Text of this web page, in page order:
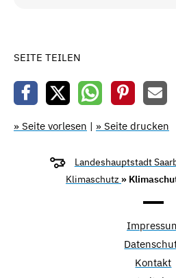
SEITE TEILEN
» Seite vorlesen | » Seite drucken
Landeshauptstadt
Klimaschutz »
Kontakt